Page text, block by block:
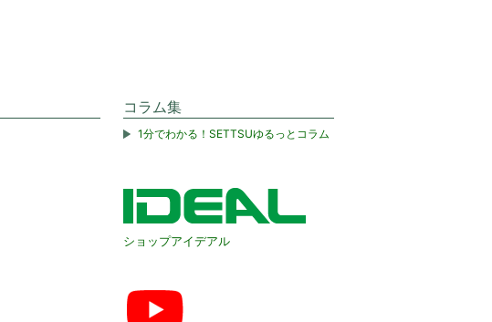
コラム集
1分でわかる！SETTSUゆるっとコラム
ショップアイデアル